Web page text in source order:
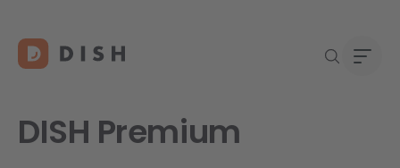
DISH Premium